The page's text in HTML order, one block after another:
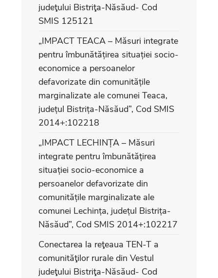
judeţului Bistriţa-Năsăud- Cod
SMIS 125121
„IMPACT TEACA – Măsuri integrate
pentru îmbunătățirea situației socio-
economice a persoanelor
defavorizate din comunitățile
marginalizate ale comunei Teaca,
județul Bistrița-Năsăud”, Cod SMIS
2014+:102218
„IMPACT LECHINȚA – Măsuri
integrate pentru îmbunătățirea
situației socio-economice a
persoanelor defavorizate din
comunitățile marginalizate ale
comunei Lechința, județul Bistrița-
Năsăud”, Cod SMIS 2014+:102217
Conectarea la reţeaua TEN-T a
comunităţilor rurale din Vestul
judeţului Bistriţa-Năsăud- Cod